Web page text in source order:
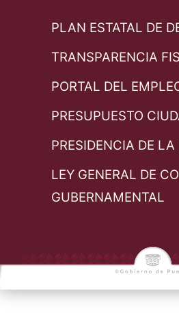
PLAN ESTATAL DE
TRANSPARENCIA
PORTAL DEL
PRESUPUESTO
PRESIDENCIA DE
LEY GENERAL DE
GUBERNAMENTAL